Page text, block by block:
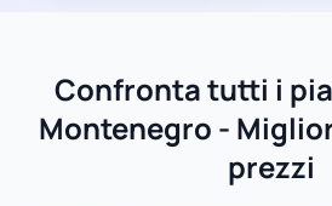
Confronta tutti i
Montenegro -
prezzi